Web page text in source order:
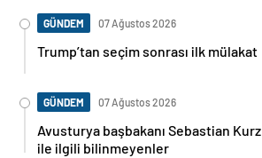
GÜNDEM 07 Ağustos 2026
Trump’tan seçim sonrası ilk mülakat
GÜNDEM 07 Ağustos 2026
Avusturya başbakanı Sebastian Kurz
ile ilgili bilinmeyenler